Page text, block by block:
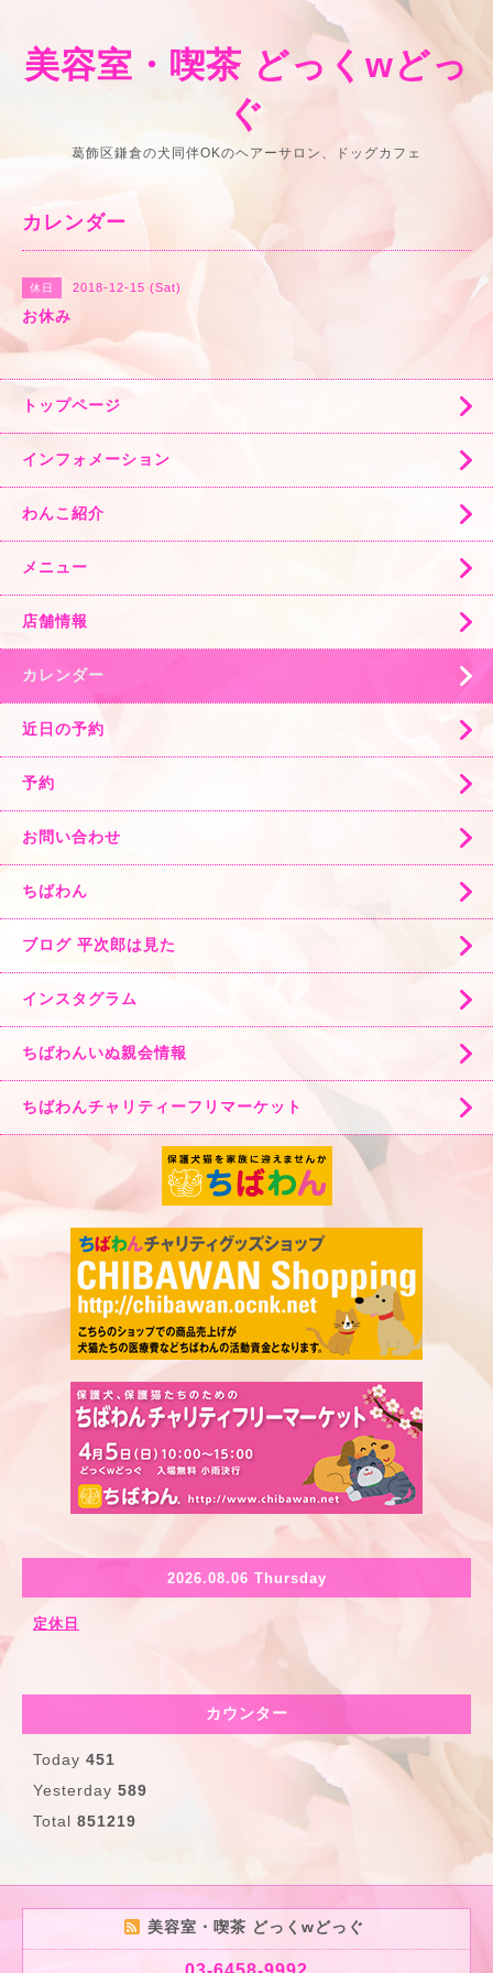
美容室・喫茶 どっくwどっ
ぐ
葛飾区鎌倉の犬同伴OKのヘアーサロン、ドッグカフェ
カレンダー
休日 2018-12-15 (Sat)
お休み
トップページ
インフォメーション
わんこ紹介
メニュー
店舗情報
カレンダー
近日の予約
予約
お問い合わせ
ちばわん
ブログ 平次郎は見た
インスタグラム
ちばわんいぬ親会情報
ちばわんチャリティーフリマーケット
2026.08.06 Thursday
定休日
カウンター
Today 451
Yesterday 589
Total 851219
美容室・喫茶 どっくwどっぐ